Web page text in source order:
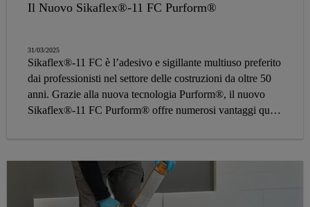
Il Nuovo Sikaflex®-11 FC Purform®
31/03/2025
Sikaflex®-11 FC è l’adesivo e sigillante multiuso preferito
dai professionisti nel settore delle costruzioni da oltre 50
anni. Grazie alla nuova tecnologia Purform®, il nuovo
Sikaflex®-11 FC Purform® offre numerosi vantaggi quali
contenuto di monomeri